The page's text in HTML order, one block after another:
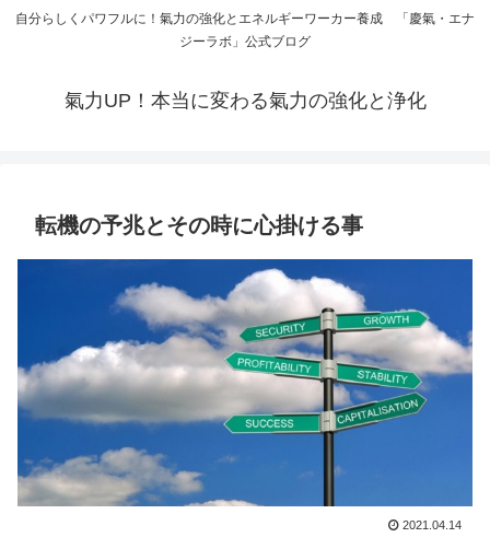
自分らしくパワフルに！氣力の強化とエネルギーワーカー養成 「慶氣・エナ
ジーラボ」公式ブログ
氣力UP！本当に変わる氣力の強化と浄化
転機の予兆とその時に心掛ける事
2021.04.14